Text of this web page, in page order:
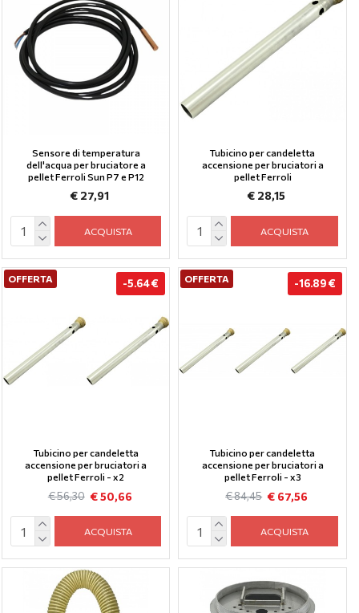
Sensore di temperatura
dell'acqua per bruciatore a
pellet Ferroli Sun P7 e P12
€ 27,91
ACQUISTA
Tubicino per candeletta
accensione per bruciatori a
pellet Ferroli
€ 28,15
ACQUISTA
OFFERTA -5.64 €
Tubicino per candeletta
accensione per bruciatori a
pellet Ferroli - x2
€ 50,66
€ 56,30
ACQUISTA
OFFERTA -16.89 €
Tubicino per candeletta
accensione per bruciatori a
pellet Ferroli - x3
€ 67,56
€ 84,45
ACQUISTA